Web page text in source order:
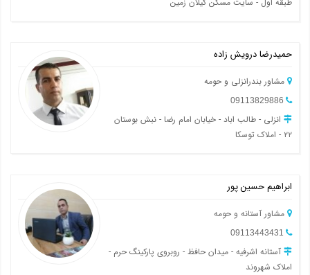
طبقه اول - سایت مسکن گیلان زمین
حمیدرضا درویش زاده
مشاور بندرانزلی و حومه
انزلی - طالب اباد - خیابان امام رضا - نبش بوستان
۲۲ - املاک توسکا
ابراهیم حسین پور
مشاور آستانه و حومه
آستانه اشرفیه - میدان حافظ - روبروی پارکینگ حرم -
املاک شهروند